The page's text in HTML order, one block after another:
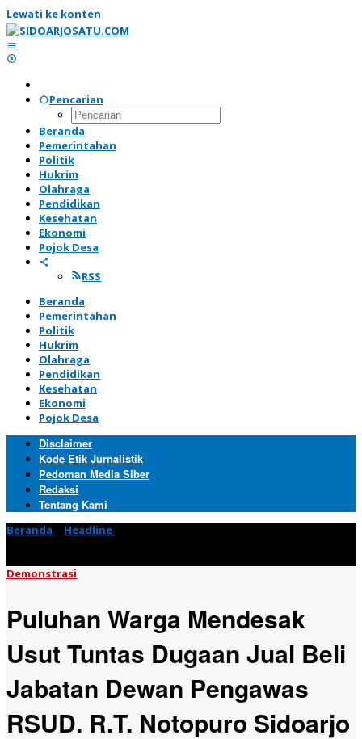
Lewati ke konten
Pencarian
Beranda
Pemerintahan
Politik
Hukrim
Olahraga
Pendidikan
Kesehatan
Ekonomi
Pojok Desa
RSS
Beranda
Pemerintahan
Politik
Hukrim
Olahraga
Pendidikan
Kesehatan
Ekonomi
Pojok Desa
Disclaimer
Kode Etik Jurnalistik
Pedoman Media Siber
Redaksi
Tentang Kami
Beranda Headline
Demonstrasi
Puluhan Warga Mendesak
Usut Tuntas Dugaan Jual Beli
Jabatan Dewan Pengawas
RSUD. R.T. Notopuro Sidoarjo